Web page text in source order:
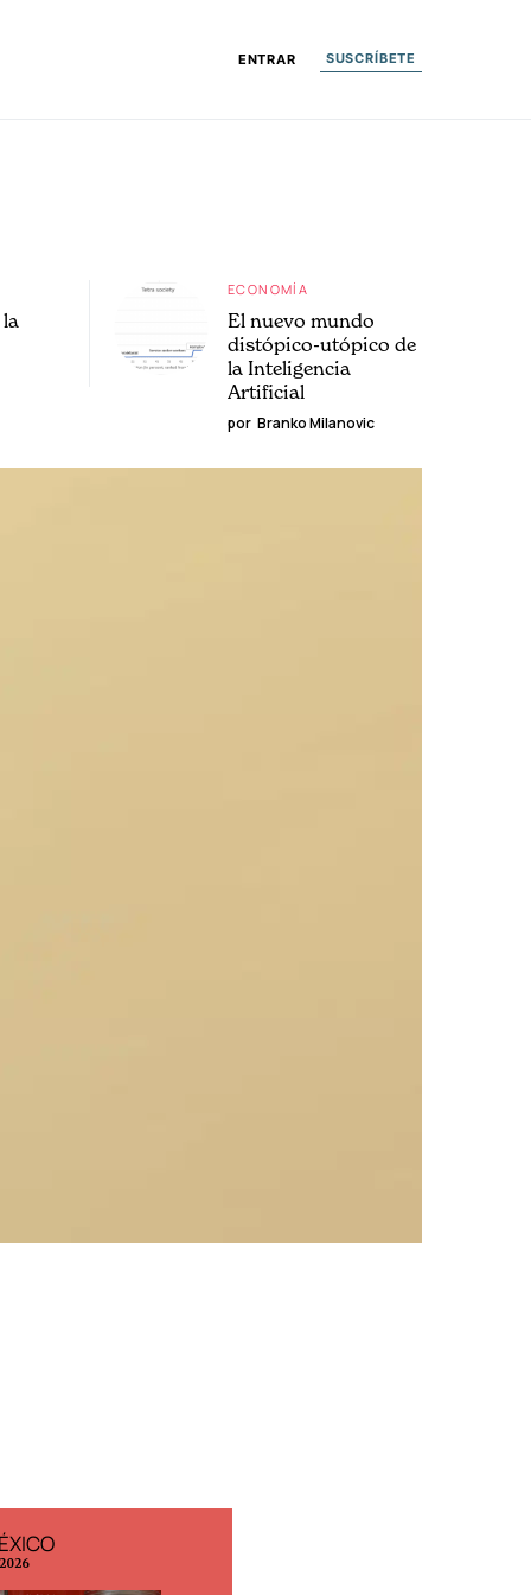
ENTRAR SUSCRÍBETE
ECONOMÍA
El nuevo mundo
distópico-utópico de
la Inteligencia
Artificial
por Branko Milanovic
EDICIÓN ESPAÑA
N° 299 / Agosto 2026